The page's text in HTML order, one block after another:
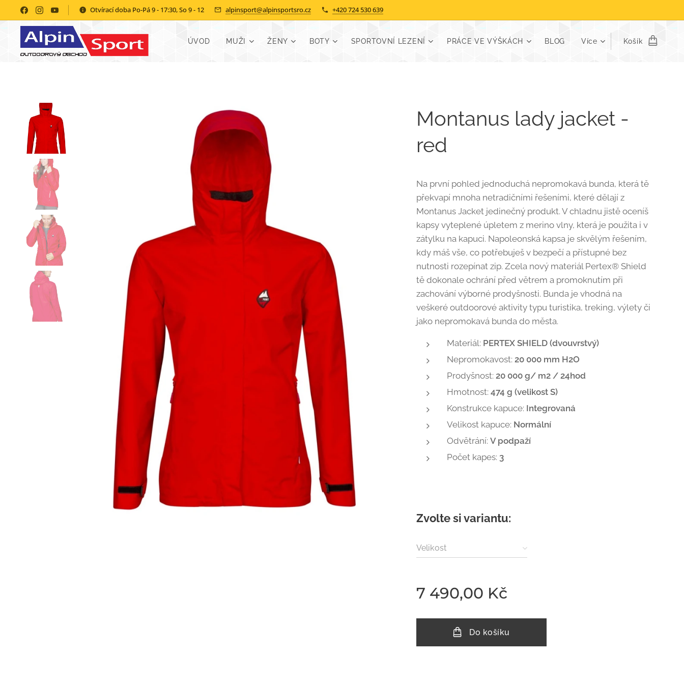
Otvírací doba Po-Pá 9 - 17:30, So 9 - 12 alpinsport@alpinsportsro.cz +420 724 530 639
ÚVOD MUŽI ŽENY BOTY SPORTOVNÍ LEZENÍ PRÁCE VE VÝŠKÁCH BLOG Více Košík
Montanus lady jacket -
red
Na první pohled jednoduchá nepromokavá bunda, která tě
překvapí mnoha netradičními řešeními, které dělají z
Montanus Jacket jedinečný produkt. V chladnu jistě oceníš
kapsy vyteplené úpletem z merino vlny, která je použita i v
zátylku na kapuci. Napoleonská kapsa je skvělým řešením,
kdy máš vše, co potřebuješ v bezpečí a přístupné bez
nutnosti rozepínat zip. Zcela nový materiál Pertex® Shield
tě dokonale ochrání před větrem a promoknutím při
zachování výborné prodyšnosti. Bunda je vhodná na
veškeré outdoorové aktivity typu turistika, treking, výlety či
jako nepromokavá bunda do města.
Materiál: PERTEX SHIELD (dvouvrstvý)
Nepromokavost:20 000 mm H2O
Prodyšnost:20 000 g/ m2 / 24hod
Hmotnost:474 g (velikost S)
Konstrukce kapuce: Integrovaná
Velikost kapuce: Normální
Odvětrání:V podpaží
Počet kapes: 3
Zvolte si variantu:
Velikost
7 490,00 Kč
Do košíku